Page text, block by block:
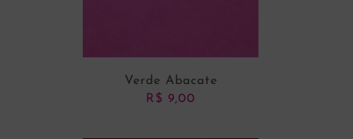
Verde Abacate
R$ 9,00